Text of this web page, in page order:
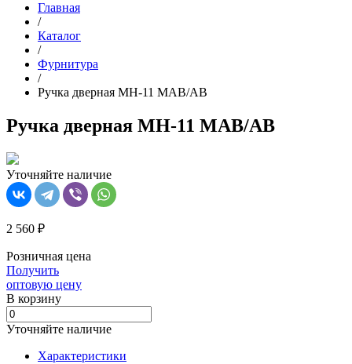
Главная
/
Каталог
/
Фурнитура
/
Ручка дверная MH-11 MAB/AB
Ручка дверная MH-11 MAB/AB
Уточняйте наличие
2 560 ₽
Розничная цена
Получить
оптовую цену
В корзинy
Уточняйте наличие
Характеристики